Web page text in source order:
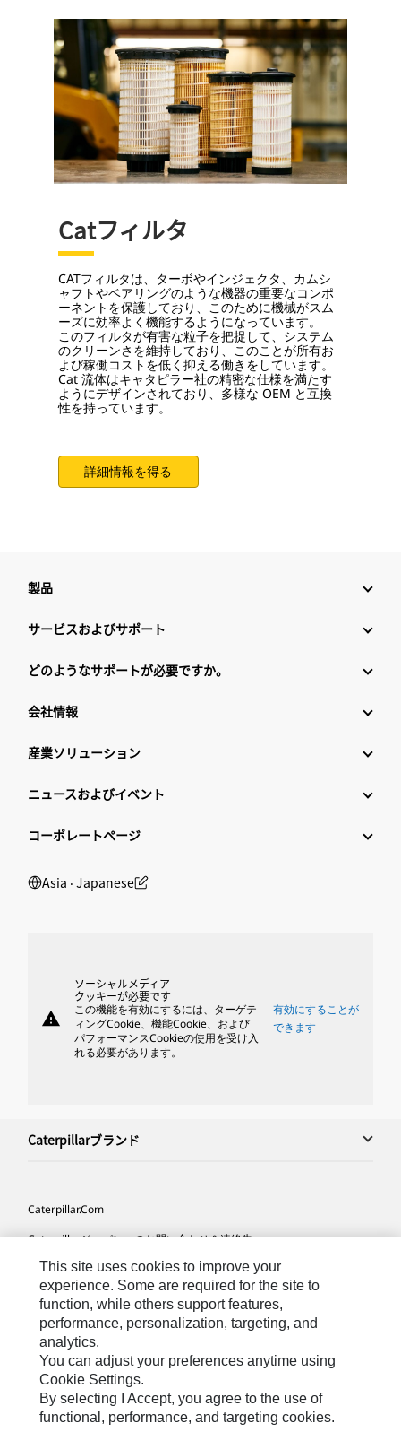
Catフィルタ
CATフィルタは、ターボやインジェクタ、カムシ
ャフトやベアリングのような機器の重要なコンポ
ーネントを保護しており、このために機械がスム
ーズに効率よく機能するようになっています。
このフィルタが有害な粒子を把捉して、システム
のクリーンさを維持しており、このことが所有お
よび稼働コストを低く抑える働きをしています。
Cat 流体はキャタピラー社の精密な仕様を満たす
ようにデザインされており、多様な OEM と互換
性を持っています。
詳細情報を得る
製品
サービスおよびサポート
どのようなサポートが必要ですか。
会社情報
産業ソリューション
ニュースおよびイベント
コーポレートページ
Asia ‧ Japanese
warning
ソーシャルメディア
クッキーが必要です
この機能を有効にするには、ターゲテ
ィングCookie、機能Cookie、および
パフォーマンスCookieの使用を受け入
れる必要があります。
有効にすることが
できます
Caterpillarブランド
Caterpillar.com
Caterpillarジャパンへのお問い合わせ＆連絡先
マイマーケティング情報配信設定
サイト･マップ
Cookie Settings
法的事項
プライバシー
This site uses cookies to improve your
experience. Some are required for the site to
function, while others support features,
performance, personalization, targeting, and
analytics.
You can adjust your preferences anytime using
Cookie Settings.
By selecting I Accept, you agree to the use of
functional, performance, and targeting cookies.